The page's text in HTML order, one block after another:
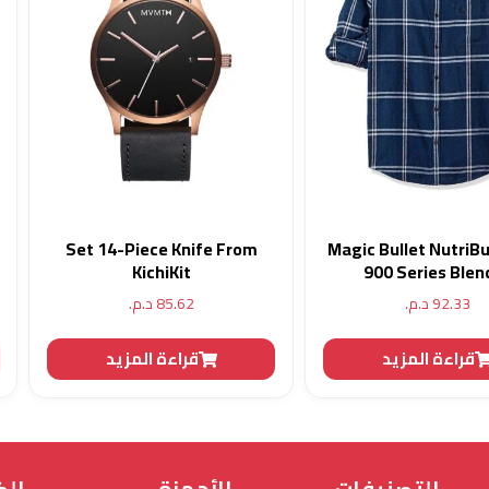
Magic Bullet
900 Series
92.33د.م.
قراءة المزيد
Set 14-Piece Knife From
KichiKit
85.62د.م.
قراءة المزيد